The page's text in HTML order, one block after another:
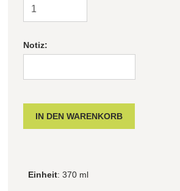
Notiz:
Einheit: 370 ml